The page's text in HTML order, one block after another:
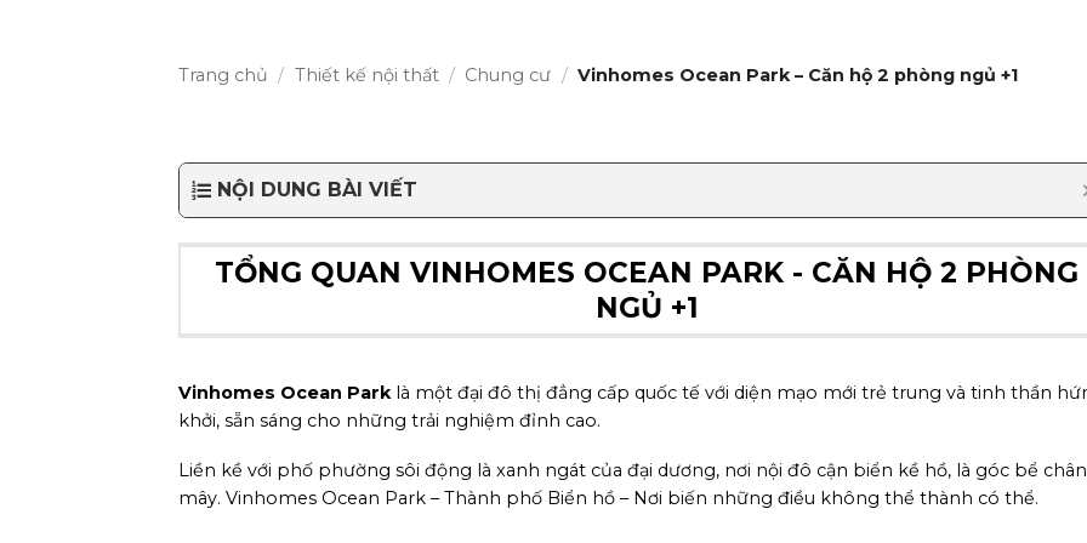
Trang chủ / Thiết kế nội thất / Chung cư / Vinhomes Ocean Park – Căn hộ 2 phòng ngủ +1
NỘI DUNG BÀI VIẾT
TỔNG QUAN VINHOMES OCEAN PARK - CĂN HỘ 2 PHÒNG
NGỦ +1
Vinhomes Ocean Park là một đại đô thị đẳng cấp quốc tế với diện mạo mới trẻ trung và tinh thần
khởi, sẵn sáng cho những trải nghiệm đỉnh cao.
Liền kề với phố phường sôi động là xanh ngát của đại dương, nơi nội đô cận biển kề hồ, là góc bể chân
mây. Vinhomes Ocean Park – Thành phố Biển hồ – Nơi biến những điều không thể thành có thể.